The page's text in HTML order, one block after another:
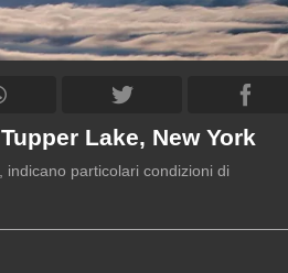
Lake, New York
indicano particolari condizioni di